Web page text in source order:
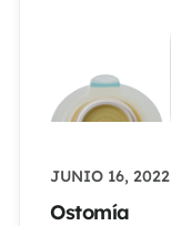
JUNIO 16, 2022
Ostomía